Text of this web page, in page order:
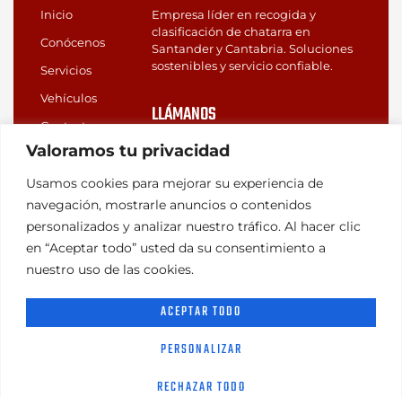
Valoramos tu privacidad
Usamos cookies para mejorar su experiencia de
navegación, mostrarle anuncios o contenidos
personalizados y analizar nuestro tráfico. Al hacer clic
en “Aceptar todo” usted da su consentimiento a
nuestro uso de las cookies.
PERSONALIZAR
RECHAZAR TODO
ACEPTAR TODO
Inicio
Conócenos
Servicios
Vehículos
Contacto
Empresa líder en recogida y
clasificación de chatarra en
Santander y Cantabria. Soluciones
sostenibles y servicio confiable.
LLÁMANOS
(+34) 942 32 49 07
Copyright © 2023 CHATARRERIA LA CARMEN diseñado por